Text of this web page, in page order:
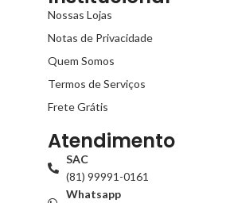
Nossas Lojas
Notas de Privacidade
Quem Somos
Termos de Serviços
Frete Grátis
Atendimento
SAC
(81) 99991-0161
Whatsapp